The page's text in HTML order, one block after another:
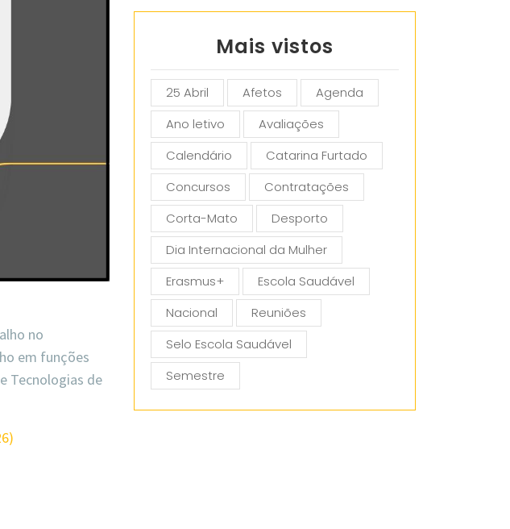
no
em funções
Tecnologias de
Mais vistos
25 Abril Afetos
Agenda
Ano letivo
Avaliações
Calendário
Catarina Furtado
Concursos
Contratações
Corta-Mato
Desporto
Dia Internacional da Mulher
Erasmus+
Escola Saudável
Nacional
Reuniões
Selo Escola Saudável
Semestre